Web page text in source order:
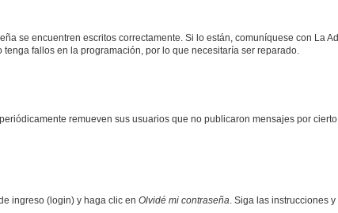
se encuentren escritos correctamente. Si lo están, comuníquese con La
fallos en la programación, por lo que necesitaría ser reparado.
remueven sus usuarios que no publicaron mensajes por
ingreso (login) y haga clic en Olvidé mi contraseña. Siga las instrucciones y